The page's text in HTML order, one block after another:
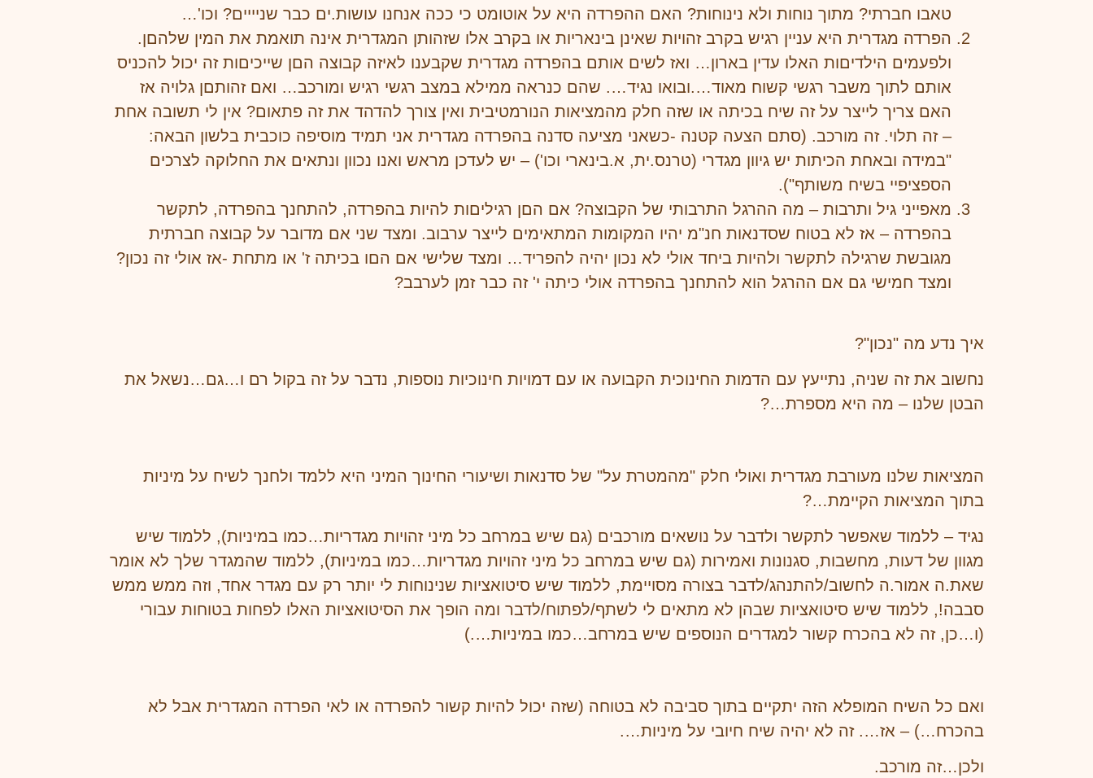
טאבו חברתי? מתוך נוחות ולא נינוחות? האם ההפרדה היא על אוטומט כי ככה אנחנו עושות.ים כבר שניייים? וכו'…
הפרדה מגדרית היא עניין רגיש בקרב זהויות שאינן בינאריות או בקרב אלו שזהותן המגדרית אינה תואמת את המין שלהםן.
ולפעמים הילדיםות האלו עדין בארון… ואז לשים אותם בהפרדה מגדרית שקבענו לאיזה קבוצה הםן שייכיםות זה יכול להכניס
אותם לתוך משבר רגשי קשוח מאוד….ובואו נגיד…. שהם כנראה ממילא במצב רגשי רגיש ומורכב… ואם זהותםן גלויה אז
האם צריך לייצר על זה שיח בכיתה או שזה חלק מהמציאות הנורמטיבית ואין צורך להדהד את זה פתאום? אין לי תשובה אחת
– זה תלוי. זה מורכב. (סתם הצעה קטנה -כשאני מציעה סדנה בהפרדה מגדרית אני תמיד מוסיפה כוכבית בלשון הבאה:
"במידה ובאחת הכיתות יש גיוון מגדרי (טרנס.ית, א.בינארי וכו') – יש לעדכן מראש ואנו נכוון ונתאים את החלוקה לצרכים
הספציפיי בשיח משותף").
מאפייני גיל ותרבות – מה ההרגל התרבותי של הקבוצה? אם הםן רגיליםות להיות בהפרדה, להתחנך בהפרדה, לתקשר
בהפרדה – אז לא בטוח שסדנאות חנ"מ יהיו המקומות המתאימים לייצר ערבוב. ומצד שני אם מדובר על קבוצה חברתית
מגובשת שרגילה לתקשר ולהיות ביחד אולי לא נכון יהיה להפריד… ומצד שלישי אם הםו בכיתה ז' או מתחת -אז אולי זה נכון?
ומצד חמישי גם אם ההרגל הוא להתחנך בהפרדה אולי כיתה י' זה כבר זמן לערבב?
איך נדע מה "נכון"?
נחשוב את זה שניה, נתייעץ עם הדמות החינוכית הקבועה או עם דמויות חינוכיות נוספות, נדבר על זה בקול רם ו…גם…נשאל את
הבטן שלנו – מה היא מספרת…?
המציאות שלנו מעורבת מגדרית ואולי חלק "מהמטרת על" של סדנאות ושיעורי החינוך המיני היא ללמד ולחנך לשיח על מיניות
בתוך המציאות הקיימת…?
נגיד – ללמוד שאפשר לתקשר ולדבר על נושאים מורכבים (גם שיש במרחב כל מיני זהויות מגדריות…כמו במיניות), ללמוד שיש
מגוון של דעות, מחשבות, סגנונות ואמירות (גם שיש במרחב כל מיני זהויות מגדריות…כמו במיניות), ללמוד שהמגדר שלך לא אומר
שאת.ה אמור.ה לחשוב/להתנהג/לדבר בצורה מסויימת, ללמוד שיש סיטואציות שנינוחות לי יותר רק עם מגדר אחד, וזה ממש ממש
סבבה!, ללמוד שיש סיטואציות שבהן לא מתאים לי לשתף/לפתוח/לדבר ומה הופך את הסיטואציות האלו לפחות בטוחות עבורי
(ו…כן, זה לא בהכרח קשור למגדרים הנוספים שיש במרחב…כמו במיניות….)
ואם כל השיח המופלא הזה יתקיים בתוך סביבה לא בטוחה (שזה יכול להיות קשור להפרדה או לאי הפרדה המגדרית אבל לא
בהכרח…) – אז…. זה לא יהיה שיח חיובי על מיניות….
ולכן…זה מורכב.